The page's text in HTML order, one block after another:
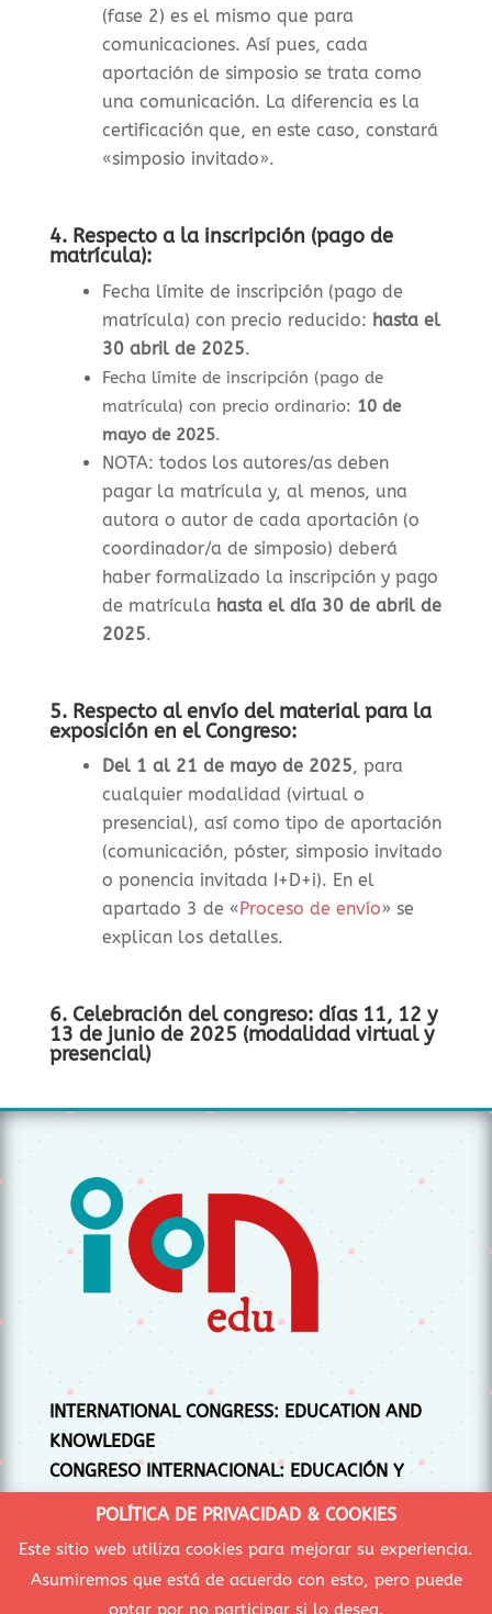
(fase 2) es el mismo que para
comunicaciones. Así pues, cada
aportación de simposio se trata como
una comunicación. La diferencia es la
certificación que, en este caso, constará
«simposio invitado».
4. Respecto a la inscripción (pago de
matrícula):
Fecha límite de inscripción (pago de
matrícula) con precio reducido: hasta el
30 abril de 2025.
Fecha límite de inscripción (pago de
matrícula) con precio ordinario: 10 de
mayo de 2025.
NOTA: todos los autores/as deben
pagar la matrícula y, al menos, una
autora o autor de cada aportación (o
coordinador/a de simposio) deberá
haber formalizado la inscripción y pago
de matrícula hasta el día 30 de abril de
2025.
5. Respecto al envío del material para la
exposición en el Congreso:
Del 1 al 21 de mayo de 2025, para
cualquier modalidad (virtual o
presencial), así como tipo de aportación
(comunicación, póster, simposio invitado
o ponencia invitada I+D+i). En el
apartado 3 de «Proceso de envío» se
explican los detalles.
6. Celebración del congreso: días 11, 12 y
13 de junio de 2025 (modalidad virtual y
presencial)
INTERNATIONAL CONGRESS: EDUCATION AND
KNOWLEDGE
CONGRESO INTERNACIONAL: EDUCACIÓN Y
CONOCIMIENTO
CONEIXEMENT
POLÍTICA DE PRIVACIDAD & COOKIES
Este sitio web utiliza cookies para mejorar su experiencia.
Asumiremos que está de acuerdo con esto, pero puede